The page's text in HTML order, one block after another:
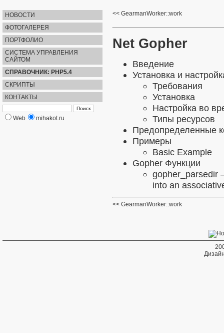
НОВОСТИ
ФОТОГАЛЕРЕЯ
ПОРТФОЛИО
СИСТЕМА УПРАВЛЕНИЯ
САЙТОМ
СПРАВОЧНИК: PHP5.4
СКРИПТЫ
КОНТАКТЫ
Web mihakot.ru
GearmanWorker::work
Net Gopher
Введение
Установка и
Требования
Установка
Настройка во
Типы ресурсов
Предопределенные
Примеры
Basic Example
Gopher Функции
gopher_parsedir
into an
GearmanWorker::work